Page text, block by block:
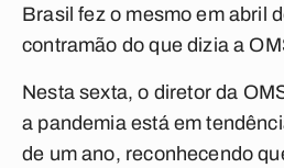
Brasil fez o mesmo em abril
contramão do que dizia a
Nesta sexta, o diretor da
a pandemia está em
de um ano, reconhecendo